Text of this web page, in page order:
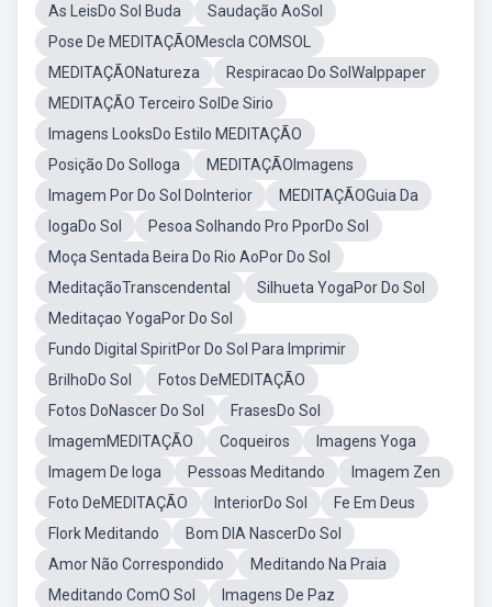
As LeisDo Sol Buda
Saudação AoSol
Pose De MEDITAÇÃOMescla COMSOL
MEDITAÇÃONatureza
Respiracao Do SolWalppaper
MEDITAÇÃO Terceiro SolDe Sirio
Imagens LooksDo Estilo MEDITAÇÃO
Posição Do SolIoga
MEDITAÇÃOImagens
Imagem Por Do Sol DoInterior
MEDITAÇÃOGuia Da
IogaDo Sol
Pesoa Solhando Pro PporDo Sol
Moça Sentada Beira Do Rio AoPor Do Sol
MeditaçãoTranscendental
Silhueta YogaPor Do Sol
Meditaçao YogaPor Do Sol
Fundo Digital SpiritPor Do Sol Para Imprimir
BrilhoDo Sol
Fotos DeMEDITAÇÃO
Fotos DoNascer Do Sol
FrasesDo Sol
ImagemMEDITAÇÃO
Coqueiros
Imagens Yoga
Imagem De Ioga
Pessoas Meditando
Imagem Zen
Foto DeMEDITAÇÃO
InteriorDo Sol
Fe Em Deus
Flork Meditando
Bom DIA NascerDo Sol
Amor Não Correspondido
Meditando Na Praia
Meditando ComO Sol
Imagens De Paz